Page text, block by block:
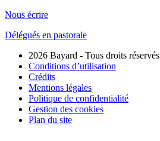
Nous écrire
Délégués en pastorale
2026 Bayard - Tous droits réservés
Conditions d’utilisation
Crédits
Mentions légales
Politique de confidentialité
Gestion des cookies
Plan du site